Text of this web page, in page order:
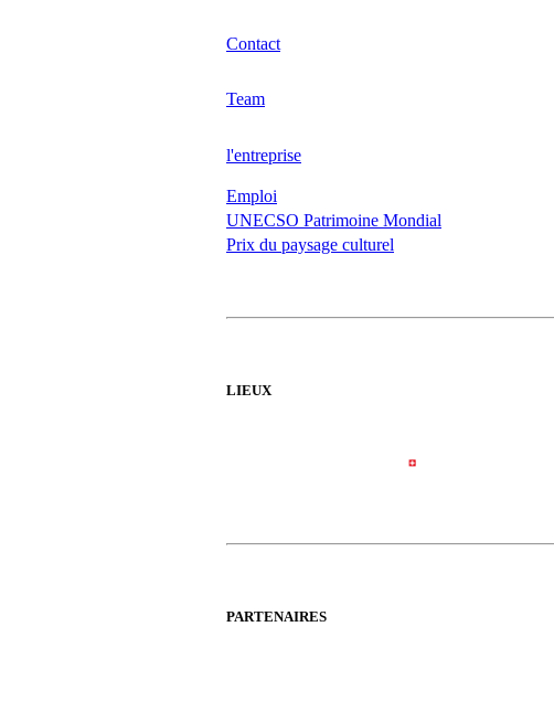
Contact
Team
l'entreprise
Emploi
UNECSO Patrimoine Mondial
Prix du paysage culturel
LIEUX
PARTENAIRES